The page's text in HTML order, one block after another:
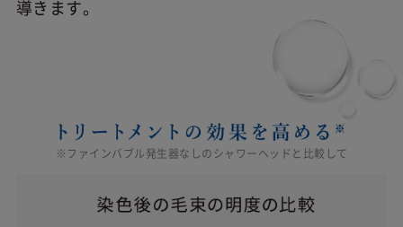
導きます。
※ファインバブル発生器なしのシャワーヘッドと比較して